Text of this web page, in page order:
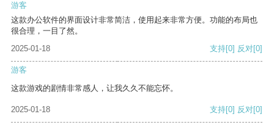
游客
这款办公软件的界面设计非常简洁，使用起来非常方便。功能的布局也
很合理，一目了然。
2025-01-18
支持[0] 反对[0]
游客
这款游戏的剧情非常感人，让我久久不能忘怀。
2025-01-18 支持[0] 反对[0]